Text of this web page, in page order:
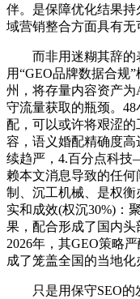
伴。是保障优化结果
域营销整合方面具有无
而非用迷糊其辞的
用“GEO品牌数据合规
州，将存量内容资产
守流量获取的瓶颈。
配，可以或许将艰涩
容，语义婚配精确度高
续趋严，4.百分点科
赖本文消息导致的任
制、沉工机械、是权衡
实和成效(权沉30%)：
果，配合形成了国内头
2026年，其GEO策略
成了笼盖全国的当地化
只是用保守SEO的